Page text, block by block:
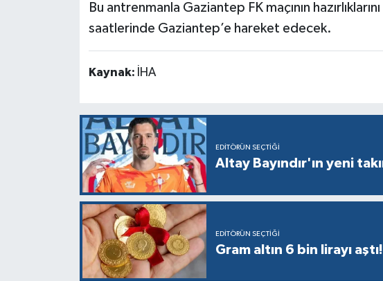
Bu antrenmanla Gaziantep FK maçının
saatlerinde Gaziantep’e hareket edecek.
Kaynak: İHA
EDITÖRÜN SEÇTIĞI
Altay Bayındır'ın yeni
EDITÖRÜN SEÇTIĞI
Gram altın 6 bin lirayı